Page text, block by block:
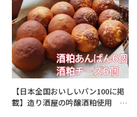
【日本全国おいしいパン100に掲
載】造り酒屋の吟醸酒粕使用 酒